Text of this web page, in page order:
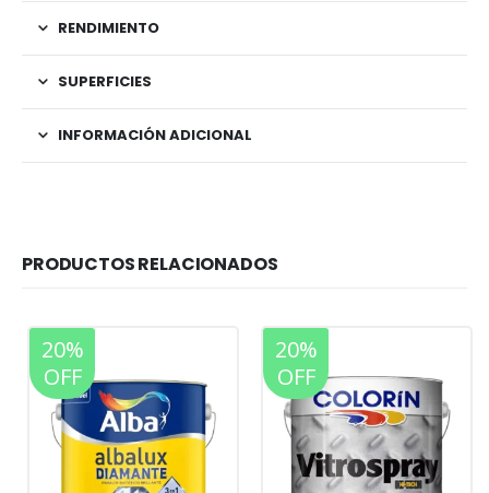
RENDIMIENTO
SUPERFICIES
INFORMACIÓN ADICIONAL
PRODUCTOS RELACIONADOS
20%
OFF
20%
OFF